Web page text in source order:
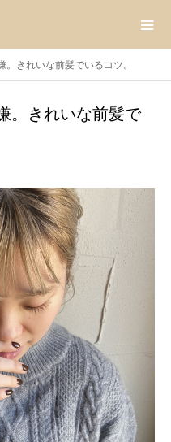
きれいな前髪でいるコツ。
。きれいな前髪で